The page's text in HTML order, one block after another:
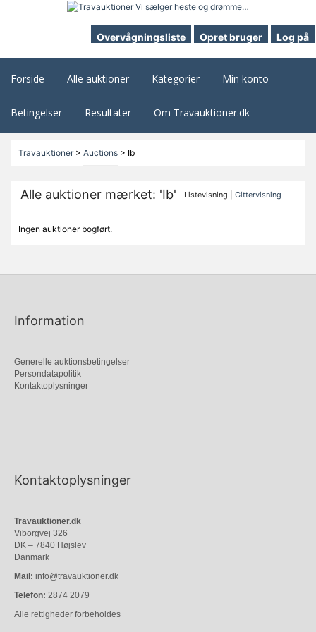
Overvågningsliste Opret bruger Log på
Forside Alle auktioner Kategorier Min konto
Betingelser Resultater Om Travauktioner.dk
Travauktioner> Auctions> Ib
Alle auktioner mærket: 'Ib' Listevisning |Gittervisning
Ingen auktioner bogført.
Information
Generelle auktionsbetingelser
Persondatapolitik
Kontaktoplysninger
Kontaktoplysninger
Travauktioner.dk
Viborgvej 326
DK – 7840 Højslev
Danmark
Mail: info@travauktioner.dk
Telefon: 2874 2079
Alle rettigheder forbeholdes